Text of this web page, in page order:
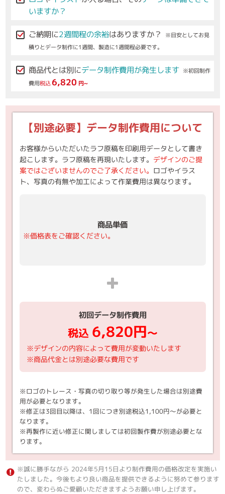
いますか？
ご納期に2週間程の余裕はありますか？
※目安としてお見
積りとデータ制作に1週間、製造に1週間程必要です。
商品代とは別にデータ制作費用が発生します ※初回制作
費用税込6,820 円~
【別途必要】データ制作費用について
お客様からいただいたラフ原稿を印刷用データとして書き
起こします。ラフ原稿を再現いたします。 デザインのご提
案ではございませんのでご了承ください。 ロゴやイラス
ト、写真の有無や加工によって作業費用は異なります。
商品単価
※価格表をご確認ください。
初回データ制作費用
税込 6,820円～
※デザインの内容によって費用が変動いたします
※商品代金とは別途必要な費用です
※ロゴのトレース・写真の切り取り等が発生した場合は別途費
用が必要となります。
※修正は3回目以降は、1回につき別途税込1,100円～が必要と
なります。
※再製作に近い修正に関しましては初回製作費が別途必要とな
ります。
※誠に勝手ながら 2024年5月15日より制作費用の価格改定を実施い
たしました。今後もより良い商品を提供できるように努めて参ります
ので、変わらぬご愛顧いただきますようお願い申し上げます。